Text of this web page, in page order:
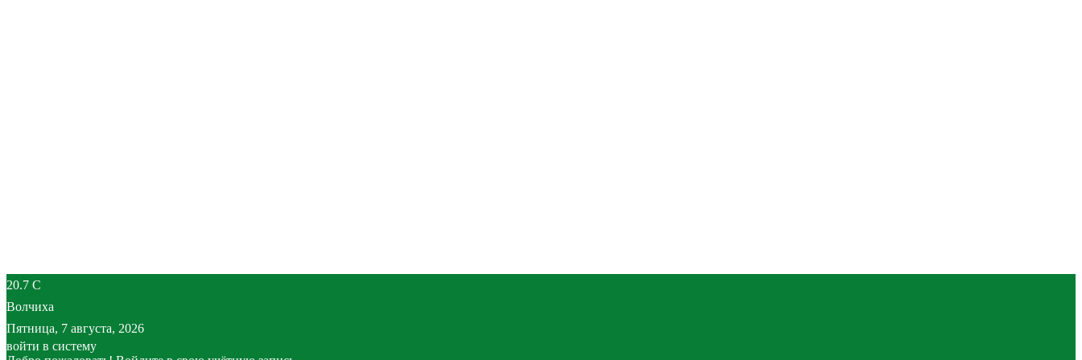
20.7 C
Волчиха
Пятница, 7 августа, 2026
войти в систему